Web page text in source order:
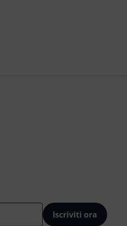
Iscriviti ora